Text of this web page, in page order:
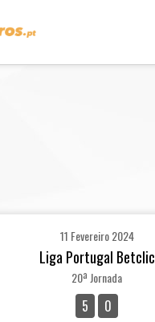
11 Fevereiro 2024
Liga Portugal Betclic
20ª Jornada
5 0